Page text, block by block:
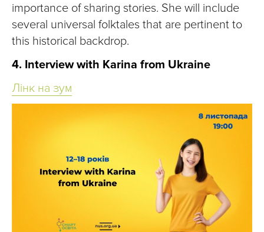
importance of sharing stories. She will include
several universal folktales that are pertinent to
this historical backdrop.
4. Interview with Karina from Ukraine
Лінк на зум